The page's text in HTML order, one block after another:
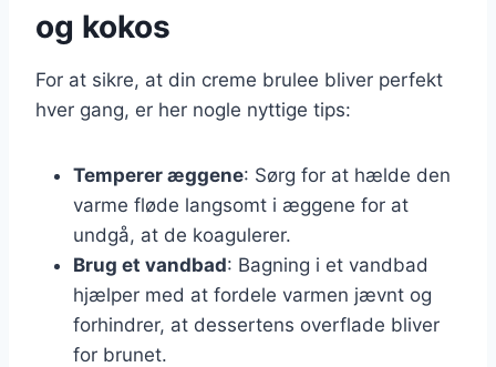
og kokos
For at sikre, at din creme brulee bliver perfekt
hver gang, er her nogle nyttige tips:
Temperer æggene: Sørg for at hælde den
varme fløde langsomt i æggene for at
undgå, at de koagulerer.
Brug et vandbad: Bagning i et vandbad
hjælper med at fordele varmen jævnt og
forhindrer, at dessertens overflade bliver
for brunet.